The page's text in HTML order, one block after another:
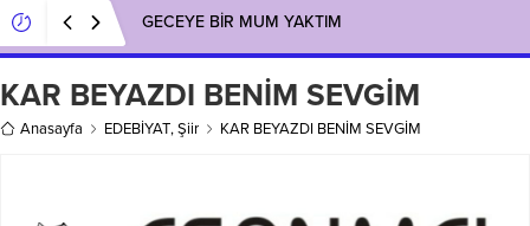
GECEYE BİR MUM YAKTIM
KAR BEYAZDI BENİM SEVGİM
Anasayfa EDEBİYAT,Şiir KAR BEYAZDI BENİM SEVGİM